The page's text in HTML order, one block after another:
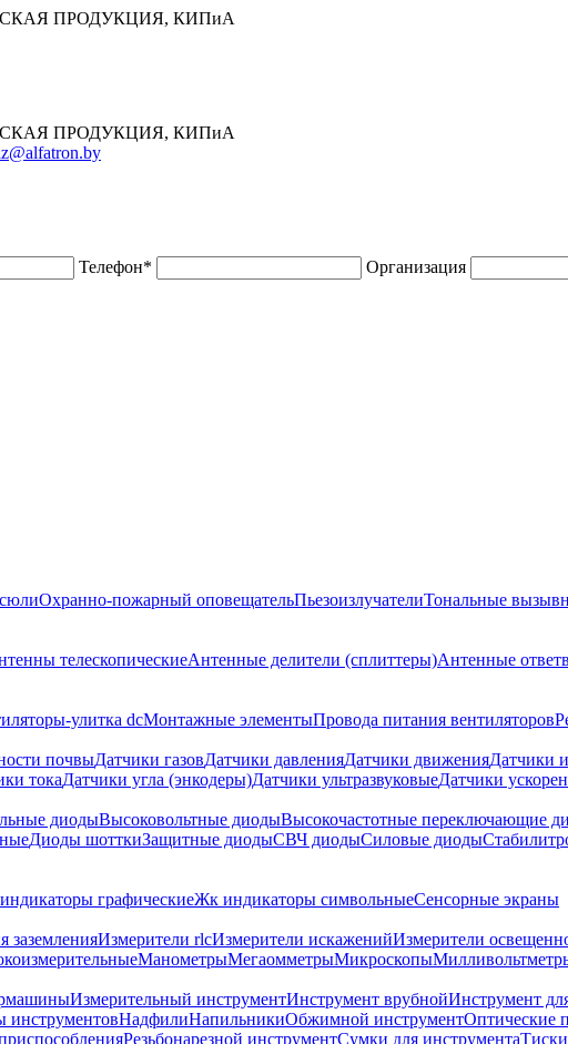
ПРОДУКЦИЯ, КИПиА
ПРОДУКЦИЯ, КИПиА
Телефон* Организация
Охранно-пожарный оповещательПьезоизлучателиТональные
телескопическиеАнтенные делители (сплиттеры)Антенные
улитка dcМонтажные элементыПровода питания вентиляторов
почвыДатчики газовДатчики давленияДатчики движенияДатчики
токаДатчики угла (энкодеры)Датчики ультразвуковыеДатчики
диодыВысоковольтные диодыВысокочастотные переключающие
Диоды шотткиЗащитные диодыСВЧ диодыСиловые диоды
графическиеЖк индикаторы символьныеСенсорные экраны
заземленияИзмерители rlcИзмерители искаженийИзмерители
МанометрыМегаомметрыМикроскопы
Измерительный инструментИнструмент врубнойИнструмент
инструментовНадфилиНапильникиОбжимной инструментОптические
Резьбонарезной инструментСумки для инструмента